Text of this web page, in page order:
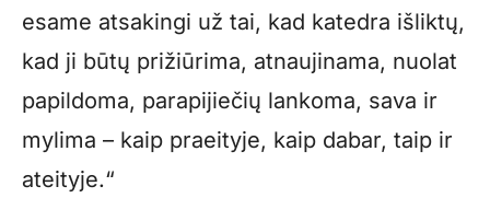
esame atsakingi už tai, kad katedra išliktų,
kad ji būtų prižiūrima, atnaujinama, nuolat
papildoma, parapijiečių lankoma, sava ir
mylima – kaip praeityje, kaip dabar, taip ir
ateityje.“